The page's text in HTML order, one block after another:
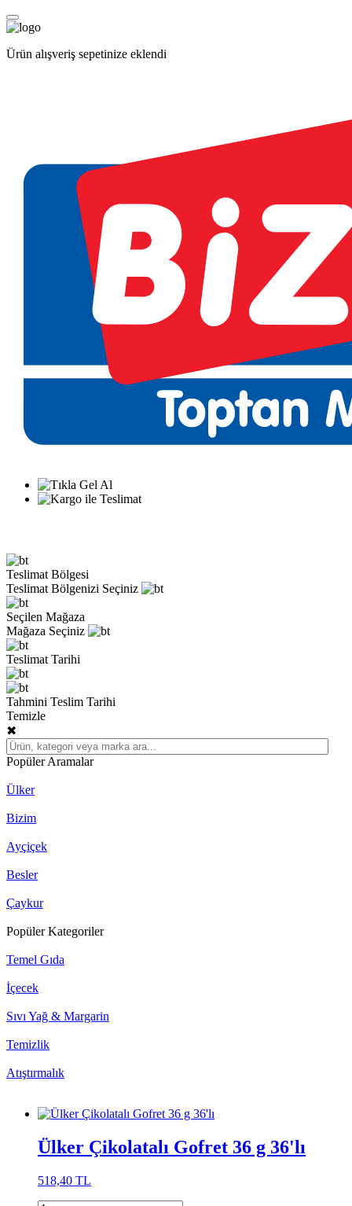
Ürün alışveriş sepetinize eklendi
Teslimat Bölgesi
Teslimat Bölgenizi Seçiniz
Seçilen Mağaza
Mağaza Seçiniz
Teslimat Tarihi
Tahmini Teslim Tarihi
Temizle
✖
Popüler Aramalar
Ülker
Bizim
Ayçiçek
Besler
Çaykur
Popüler Kategoriler
Temel Gıda
İçecek
Sıvı Yağ & Margarin
Temizlik
Atıştırmalık
Ülker Çikolatalı Gofret 36 g 36'lı
518,40 TL